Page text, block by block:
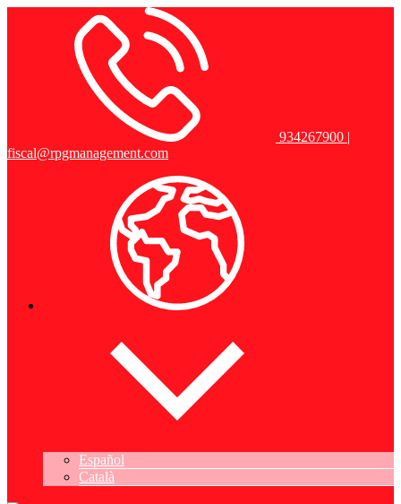
934267900 |
fiscal@rpgmanagement.com
Español
Català